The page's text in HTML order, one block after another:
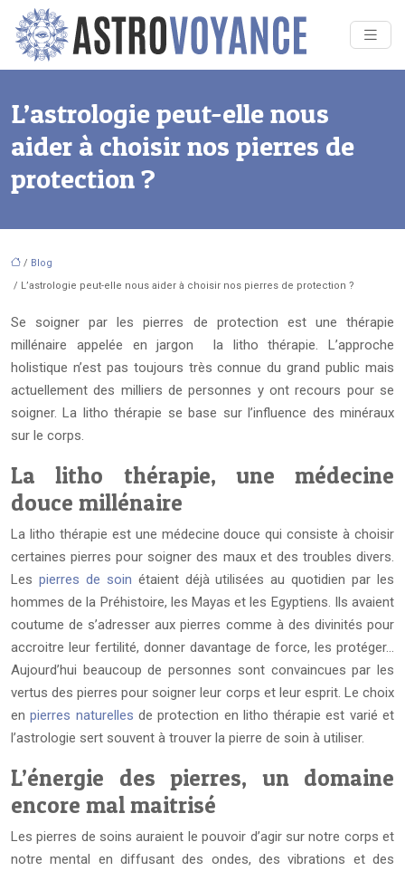
L’astrologie peut-elle nous
aider à choisir nos pierres de
protection ?
/ Blog
/ L’astrologie peut-elle nous aider à choisir nos pierres de protection ?
Se soigner par les pierres de protection est une thérapie
millénaire appelée en jargon la litho thérapie. L’approche
holistique n’est pas toujours très connue du grand public mais
actuellement des milliers de personnes y ont recours pour se
soigner. La litho thérapie se base sur l’influence des minéraux
sur le corps.
La litho thérapie, une médecine
douce millénaire
La litho thérapie est une médecine douce qui consiste à choisir
certaines pierres pour soigner des maux et des troubles divers.
Les pierres de soin étaient déjà utilisées au quotidien par les
hommes de la Préhistoire, les Mayas et les Egyptiens. Ils avaient
coutume de s’adresser aux pierres comme à des divinités pour
accroitre leur fertilité, donner davantage de force, les protéger…
Aujourd’hui beaucoup de personnes sont convaincues par les
vertus des pierres pour soigner leur corps et leur esprit. Le choix
enpierres naturelles de protection en litho thérapie est varié et
l’astrologie sert souvent à trouver la pierre de soin à utiliser.
L’énergie des pierres, un domaine
encore mal maitrisé
Les pierres de soins auraient le pouvoir d’agir sur notre corps et
notre mental en diffusant des ondes, des vibrations et des